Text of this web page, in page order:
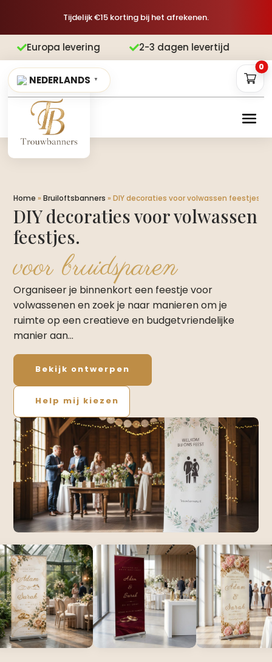
Tijdelijk €15 korting bij het afrekenen.
levering 2-3 dagen levertijd
NEDERLANDS ▼
0
Home »Bruiloftsbanners »DIY decoraties voor volwassen feestjes.​
DIY decoraties voor volwassen
feestjes.​
voor bruidsparen
Organiseer je binnenkort een feestje voor
volwassenen en zoek je naar manieren om je
ruimte op een creatieve en budgetvriendelijke
manier aan…
Bekijk ontwerpen
Help mij kiezen